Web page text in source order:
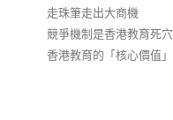
走珠筆走出大商機
競爭機制是香港教育死穴
香港教育的「核心價值」